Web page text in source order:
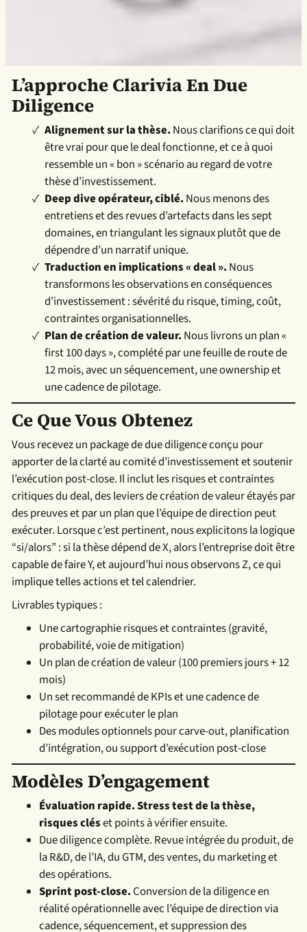
L’approche Clarivia En Due
Diligence
Alignement sur la thèse.Nous clarifions ce qui doit
être vrai pour que le deal fonctionne, et ce à quoi
ressemble un « bon » scénario au regard de votre
thèse d’investissement.
Deep dive opérateur, ciblé.Nous menons des
entretiens et des revues d’artefacts dans les sept
domaines, en triangulant les signaux plutôt que de
dépendre d’un narratif unique.
Traduction en implications « deal ».Nous
transformons les observations en conséquences
d’investissement : sévérité du risque, timing, coût,
contraintes organisationnelles.
Plan de création de valeur.Nous livrons un plan «
first 100 days », complété par une feuille de route de
12 mois, avec un séquencement, une ownership et
une cadence de pilotage.
Ce Que Vous Obtenez
Vous recevez un package de due diligence conçu pour
apporter de la clarté au comité d’investissement et soutenir
l’exécution post-close. Il inclut les risques et contraintes
critiques du deal, des leviers de création de valeur étayés par
des preuves et par un plan que l’équipe de direction peut
exécuter. Lorsque c’est pertinent, nous explicitons la logique
“si/alors” : si la thèse dépend de X, alors l’entreprise doit être
capable de faire Y, et aujourd’hui nous observons Z, ce qui
implique telles actions et tel calendrier.
Livrables typiques :
Une cartographie risques et contraintes (gravité,
probabilité, voie de mitigation)
Un plan de création de valeur (100 premiers jours + 12
mois)
Un set recommandé de KPIs et une cadence de
pilotage pour exécuter le plan
Des modules optionnels pour carve-out, planification
d’intégration, ou support d’exécution post-close
Modèles D’engagement
Évaluation rapide. Stress test de la thèse,
risques cléset points à vérifier ensuite.
Due diligence complète. Revue intégrée du produit, de
la R&D, de l’IA, du GTM, des ventes, du marketing et
des opérations.
Sprint post-close.Conversion de la diligence en
réalité opérationnelle avec l’équipe de direction via
cadence, séquencement, et suppression des